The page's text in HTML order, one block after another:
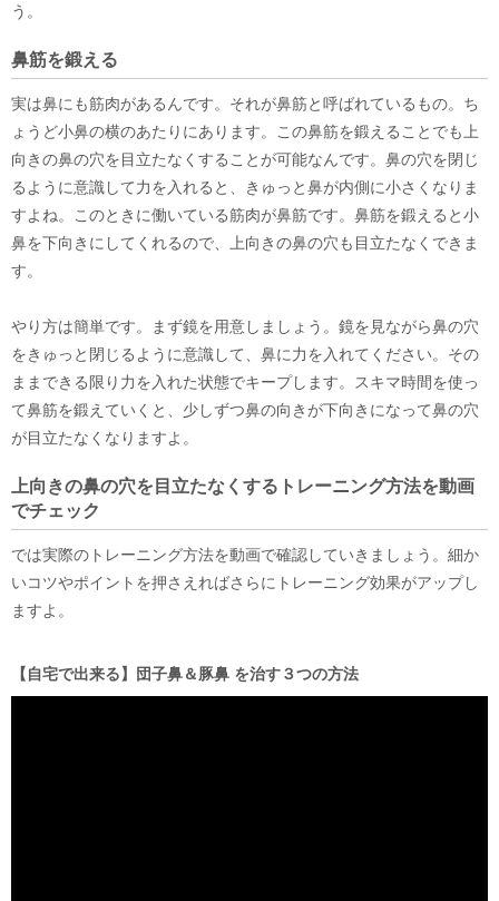
う。
鼻筋を鍛える
実は鼻にも筋肉があるんです。それが鼻筋と呼ばれているもの。ち
ょうど小鼻の横のあたりにあります。この鼻筋を鍛えることでも上
向きの鼻の穴を目立たなくすることが可能なんです。鼻の穴を閉じ
るように意識して力を入れると、きゅっと鼻が内側に小さくなりま
すよね。このときに働いている筋肉が鼻筋です。鼻筋を鍛えると小
鼻を下向きにしてくれるので、上向きの鼻の穴も目立たなくできま
す。
やり方は簡単です。まず鏡を用意しましょう。鏡を見ながら鼻の穴
をきゅっと閉じるように意識して、鼻に力を入れてください。その
ままできる限り力を入れた状態でキープします。スキマ時間を使っ
て鼻筋を鍛えていくと、少しずつ鼻の向きが下向きになって鼻の穴
が目立たなくなりますよ。
上向きの鼻の穴を目立たなくするトレーニング方法を動画
でチェック
では実際のトレーニング方法を動画で確認していきましょう。細か
いコツやポイントを押さえればさらにトレーニング効果がアップし
ますよ。
【自宅で出来る】団子鼻＆豚鼻 を治す３つの方法